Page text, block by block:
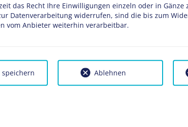
PLATZ FÜR EURE
das Recht Ihre Einwilligungen einzeln oder in
Datenverarbeitung widerrufen, sind die bis zum
vom Anbieter weiterhin verarbeitbar.
Ablehnen